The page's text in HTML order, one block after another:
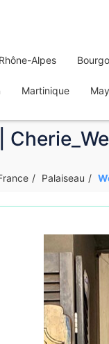
Alpes
Martinique
Palaiseau